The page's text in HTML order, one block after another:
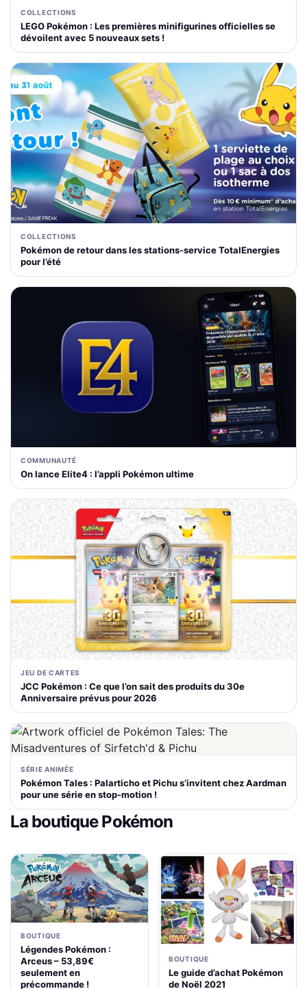
COLLECTIONS
LEGO Pokémon : Les premières minifigurines officielles se
dévoilent avec 5 nouveaux sets !
COLLECTIONS
Pokémon de retour dans les stations-service TotalEnergies
pour l’été
COMMUNAUTÉ
On lance Elite4 : l’appli Pokémon ultime
JEU DE CARTES
JCC Pokémon : Ce que l’on sait des produits du 30e
Anniversaire prévus pour 2026
SÉRIE ANIMÉE
Pokémon Tales : Palarticho et Pichu s’invitent chez Aardman
pour une série en stop-motion !
La boutique Pokémon
BOUTIQUE
Légendes Pokémon :
Arceus – 53,89€
seulement en
précommande !
BOUTIQUE
Le guide d’achat Pokémon
de Noël 2021